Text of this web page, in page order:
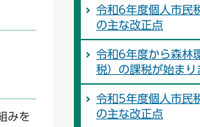
みを
令和6年度個人市民
の主な改正点
令和6年度から森林
税）の課税が始まり
令和5年度個人市民
の主な改正点